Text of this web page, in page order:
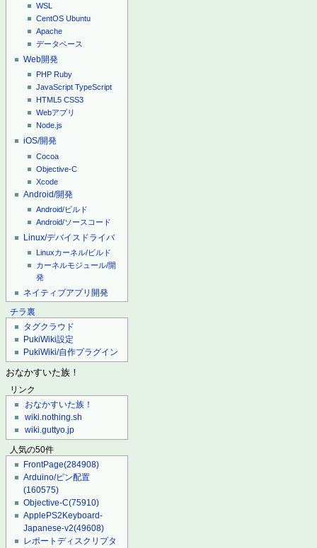
WSL
CentOS Ubuntu
Apache
データベース
Web開発
PHP Ruby
JavaScript TypeScript
HTML5 CSS3
Webアプリ
Node.js
iOS/開発
Cocoa
Objective-C
Xcode
Android/開発
Android/ビルド
Android/ソースコード
Linux/デバイスドライバ
Linuxカーネル/ビルド
カーネルモジュール/開
発
ネイティブアプリ開発
チラ裏
タグクラウド
PukiWiki設定
PukiWiki/自作プラグイン
おなかすいた族！
リンク
おなかすいた族！
wiki.nothing.sh
wiki.guttyo.jp
人気の50件
FrontPage(284908)
Arduino/ピン配置
(160575)
Objective-C(75910)
ApplePS2Keyboard-
Japanese-v2(49608)
レポートディスクリプタ